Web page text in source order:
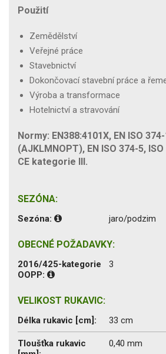
Použití
Zemědělství
Veřejné práce
Stavebnictví
Dokončovací stavební práce a
Výroba a transformace
Hotelnictví a stravování
Normy: EN388:4101X, EN ISO
(AJKLMNOPT), EN ISO 374-5,
CE kategorie III.
SEZÓNA:
Sezóna: jaro/podzim
OBECNÉ POŽADAVKY:
2016/425-kategorie
OOPP:
3
VELIKOST RUKAVIC:
Délka rukavic [cm]: 33 cm
Tloušťka rukavic
0,40 mm